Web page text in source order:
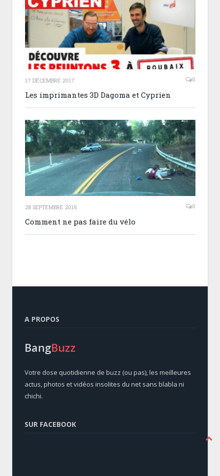
17 DÉCEMBRE 2017 0
Les imprimantes 3D Dagoma et Cyprien
28 SEPTEMBRE 2015 0
Comment ne pas faire du vélo
A PROPOS
BangBuzz
Votre dose quotidienne de buzz (ou pas), les meilleures
actus, photos et vidéos insolites du net sans blabla ni
chichi.
SUR FACEBOOK